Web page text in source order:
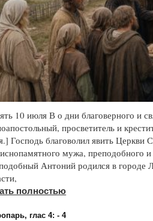
10 июля В о дни благоверного и
просветитель и
Господь благоволил явить Церкви
мужа, преподобного
Антоний родился в городе
полностью
глас 4: - 4